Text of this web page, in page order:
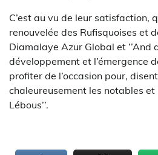
C’est au vu de leur satisfaction,
renouvelée des Rufisquoises et
Diamalaye Azur Global et ‘’And
développement et l’émergence
profiter de l’occasion pour,
chaleureusement les notables
Lébous’’.